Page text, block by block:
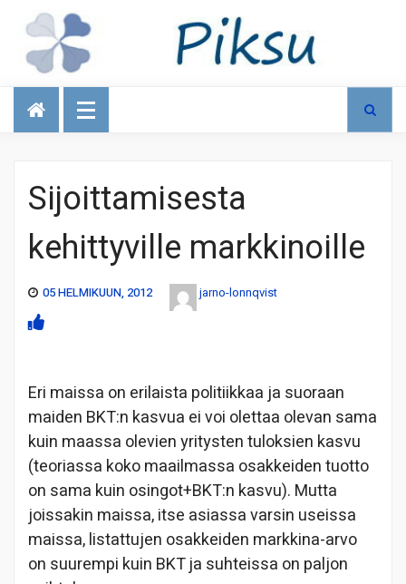
Talous
Sijoittamisesta
kehittyville markkinoille
05 HELMIKUUN, 2012 jarno-lonnqvist
Eri maissa on erilaista politiikkaa ja suoraan
maiden BKT:n kasvua ei voi olettaa olevan sama
kuin maassa olevien yritysten tuloksien kasvu
(teoriassa koko maailmassa osakkeiden tuotto
on sama kuin osingot+BKT:n kasvu). Mutta
joissakin maissa, itse asiassa varsin useissa
maissa, listattujen osakkeiden markkina-arvo
on suurempi kuin BKT ja suhteissa on paljon